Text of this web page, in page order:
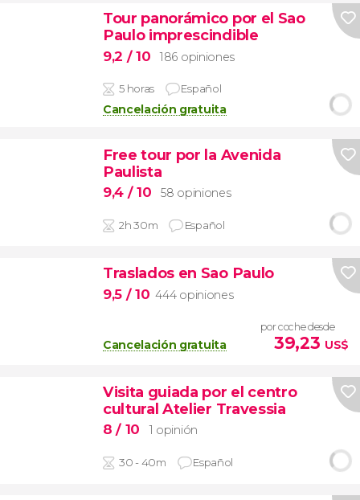
Tour panorámico por el Sao
Paulo imprescindible
9,2 / 10 186 opiniones
5 horas Español
Cancelación gratuita
Free tour por la Avenida
Paulista
9,4 / 10 58 opiniones
2h 30m Español
Traslados en Sao Paulo
9,5 / 10 444 opiniones
Cancelación gratuita
por coche desde
39,23 US$
Visita guiada por el centro
cultural Atelier Travessia
8/ 10 1 opinión
30 - 40m Español